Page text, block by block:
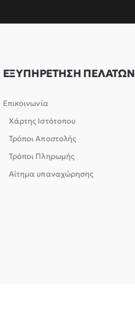
ΕΞΥΠΗΡΕΤΗΣΗ ΠΕΛΑΤΩΝ
Επικοινωνία
Χάρτης Ιστότοπου
Τρόποι Αποστολής
Τρόποι Πληρωμής
Αίτημα υπαναχώρησης